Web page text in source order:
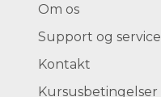
Om os
Support og service
Kontakt
Kursusbetingelser